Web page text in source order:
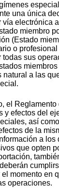
una única
vía electrónica
miembro
(Estado
o
todas sus
natural a las
el
y efectos del
así
de la
a los
que opten
momento en
operaciones.